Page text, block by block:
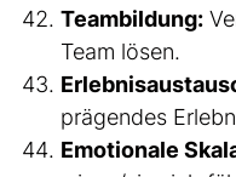
Teambildung:
Team lösen.
prägendes
Emotionale